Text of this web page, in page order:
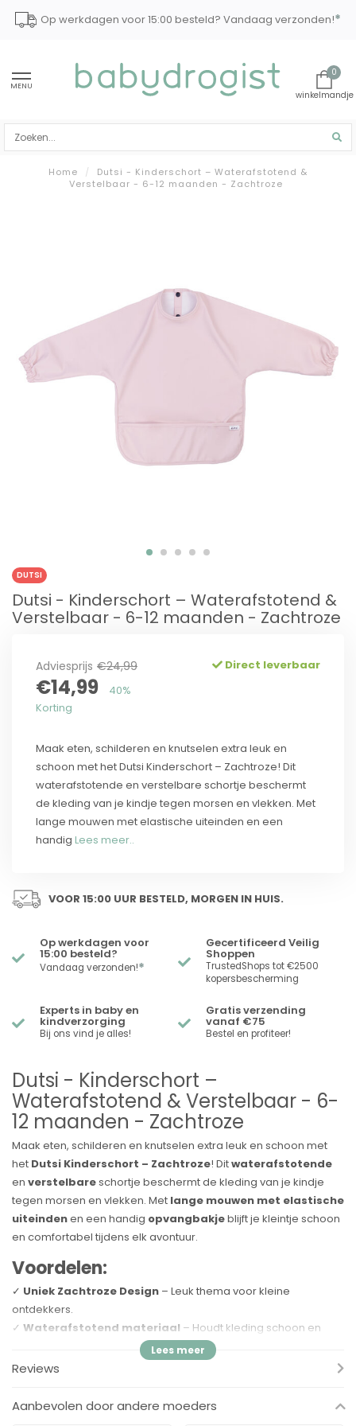
Op werkdagen voor 15:00 besteld? Vandaag verzonden!*
MENU
0
Home /
Dutsi - Kinderschort – Waterafstotend &
Verstelbaar - 6-12 maanden - Zachtroze
DUTSI
Dutsi - Kinderschort – Waterafstotend &
Verstelbaar - 6-12 maanden - Zachtroze
Adviesprijs €24,99
€14,99
40%
Korting
Direct leverbaar
Maak eten, schilderen en knutselen extra leuk en
schoon met het Dutsi Kinderschort – Zachtroze! Dit
waterafstotende en verstelbare schortje beschermt
de kleding van je kindje tegen morsen en vlekken. Met
lange mouwen met elastische uiteinden en een
handig Lees meer..
VOOR 15:00 UUR BESTELD, MORGEN IN HUIS.
Op werkdagen voor
15:00 besteld?
Vandaag verzonden!*
Gecertificeerd Veilig
Shoppen
TrustedShops tot €2500
kopersbescherming
Experts in baby en
kindverzorging
Bij ons vind je alles!
Gratis verzending
vanaf €75
Bestel en profiteer!
Dutsi - Kinderschort –
Waterafstotend & Verstelbaar - 6-
12 maanden - Zachtroze
Maak eten, schilderen en knutselen extra leuk en schoon met
het Dutsi Kinderschort – Zachtroze! Ditwaterafstotende
en verstelbareschortje beschermt de kleding van je kindje
tegen morsen en vlekken. Met lange mouwen met elastische
uiteindenen een handig opvangbakjeblijft je kleintje schoon
en comfortabel tijdens elk avontuur.
Voordelen:
✓ Uniek Zachtroze Design – Leuk thema voor kleine
ontdekkers.
✓ Waterafstotend materiaal – Houdt kleding schoon en
✓Lange mouwen met elastiek– Biedt extra bescherming
✓Opvangbakje – Vangt kruimels en vloeistoffen op voor
Reviews
Aanbevolen door andere moeders